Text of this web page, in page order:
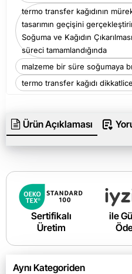
termo transfer kağıdının
tasarımın geçişini
Soğuma ve Kağıdın
süreci tamamlandığında
malzeme bir süre soğumaya
termo transfer kağıdı dikkatlice
Ürün Açıklaması
Sertifikalı
Üretim
ile
Aynı Kategoriden